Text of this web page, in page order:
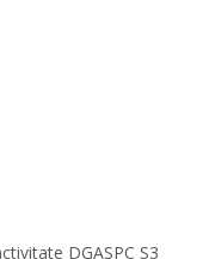
DGASPC S3